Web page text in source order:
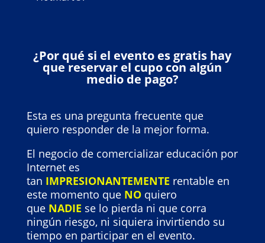
¿Por qué si el evento es gratis hay
que reservar el cupo con algún
medio de pago?
Esta es una pregunta frecuente que
quiero responder de la mejor forma.
El negocio de comercializar educación por
Internet es
tan IMPRESIONANTEMENTE rentable en
este momento que NOquiero
que NADIE se lo pierda ni que corra
ningún riesgo, ni siquiera invirtiendo su
tiempo en participar en el evento.